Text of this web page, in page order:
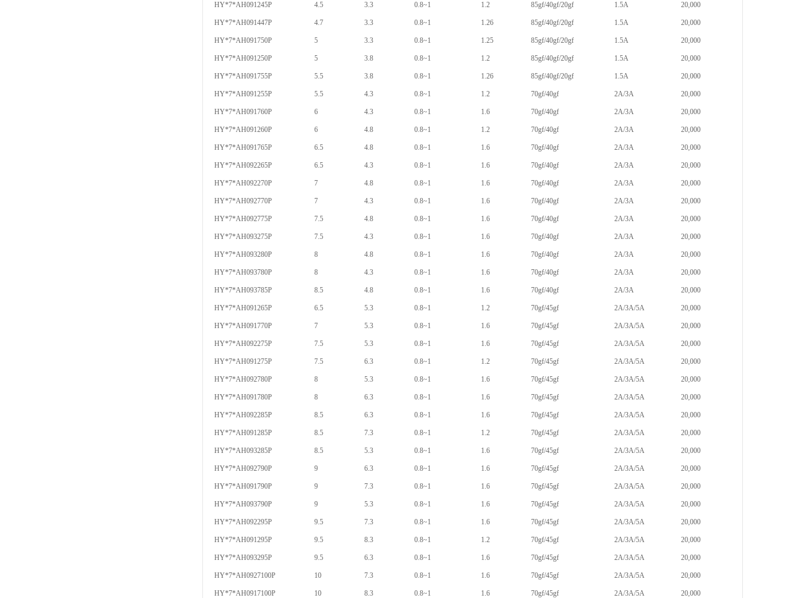
HY*7*AH091245P 4.5 3.3 0.8~1 1.2 85gf/40gf/20gf 1.5A 20,000
HY*7*AH091447P 4.7 3.3 0.8~1 1.26 85gf/40gf/20gf 1.5A 20,000
HY*7*AH091750P 5 3.3 0.8~1 1.25 85gf/40gf/20gf 1.5A 20,000
HY*7*AH091250P 5 3.8 0.8~1 1.2 85gf/40gf/20gf 1.5A 20,000
HY*7*AH091755P 5.5 3.8 0.8~1 1.26 85gf/40gf/20gf 1.5A 20,000
HY*7*AH091255P 5.5 4.3 0.8~1 1.2 70gf/40gf 2A/3A 20,000
HY*7*AH091760P 6 4.3 0.8~1 1.6 70gf/40gf 2A/3A 20,000
HY*7*AH091260P 6 4.8 0.8~1 1.2 70gf/40gf 2A/3A 20,000
HY*7*AH091765P 6.5 4.8 0.8~1 1.6 70gf/40gf 2A/3A 20,000
HY*7*AH092265P 6.5 4.3 0.8~1 1.6 70gf/40gf 2A/3A 20,000
HY*7*AH092270P 7 4.8 0.8~1 1.6 70gf/40gf 2A/3A 20,000
HY*7*AH092770P 7 4.3 0.8~1 1.6 70gf/40gf 2A/3A 20,000
HY*7*AH092775P 7.5 4.8 0.8~1 1.6 70gf/40gf 2A/3A 20,000
HY*7*AH093275P 7.5 4.3 0.8~1 1.6 70gf/40gf 2A/3A 20,000
HY*7*AH093280P 8 4.8 0.8~1 1.6 70gf/40gf 2A/3A 20,000
HY*7*AH093780P 8 4.3 0.8~1 1.6 70gf/40gf 2A/3A 20,000
HY*7*AH093785P 8.5 4.8 0.8~1 1.6 70gf/40gf 2A/3A 20,000
HY*7*AH091265P 6.5 5.3 0.8~1 1.2 70gf/45gf 2A/3A/5A 20,000
HY*7*AH091770P 7 5.3 0.8~1 1.6 70gf/45gf 2A/3A/5A 20,000
HY*7*AH092275P 7.5 5.3 0.8~1 1.6 70gf/45gf 2A/3A/5A 20,000
HY*7*AH091275P 7.5 6.3 0.8~1 1.2 70gf/45gf 2A/3A/5A 20,000
HY*7*AH092780P 8 5.3 0.8~1 1.6 70gf/45gf 2A/3A/5A 20,000
HY*7*AH091780P 8 6.3 0.8~1 1.6 70gf/45gf 2A/3A/5A 20,000
HY*7*AH092285P 8.5 6.3 0.8~1 1.6 70gf/45gf 2A/3A/5A 20,000
HY*7*AH091285P 8.5 7.3 0.8~1 1.2 70gf/45gf 2A/3A/5A 20,000
HY*7*AH093285P 8.5 5.3 0.8~1 1.6 70gf/45gf 2A/3A/5A 20,000
HY*7*AH092790P 9 6.3 0.8~1 1.6 70gf/45gf 2A/3A/5A 20,000
HY*7*AH091790P 9 7.3 0.8~1 1.6 70gf/45gf 2A/3A/5A 20,000
HY*7*AH093790P 9 5.3 0.8~1 1.6 70gf/45gf 2A/3A/5A 20,000
HY*7*AH092295P 9.5 7.3 0.8~1 1.6 70gf/45gf 2A/3A/5A 20,000
HY*7*AH091295P 9.5 8.3 0.8~1 1.2 70gf/45gf 2A/3A/5A 20,000
HY*7*AH093295P 9.5 6.3 0.8~1 1.6 70gf/45gf 2A/3A/5A 20,000
HY*7*AH0927100P 10 7.3 0.8~1 1.6 70gf/45gf 2A/3A/5A 20,000
HY*7*AH0917100P 10 8.3 0.8~1 1.6 70gf/45gf 2A/3A/5A 20,000